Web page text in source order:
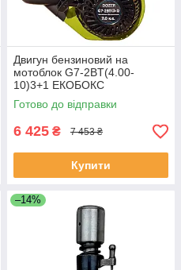
Двигун бензиновий на
мотоблок G7-2BT(4.00-
10)3+1 ЕКОБОКС
Готово до відправки
6 425 ₴ 7 453 ₴
Купити
–14%